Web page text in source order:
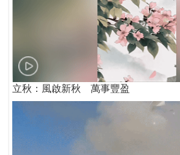
立秋：風啟新秋 萬事豐盈